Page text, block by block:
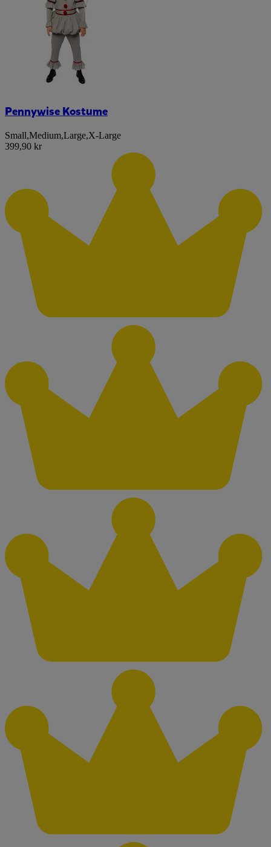
Pennywise Kostume
Small,Medium,Large,X-Large
399,90 kr